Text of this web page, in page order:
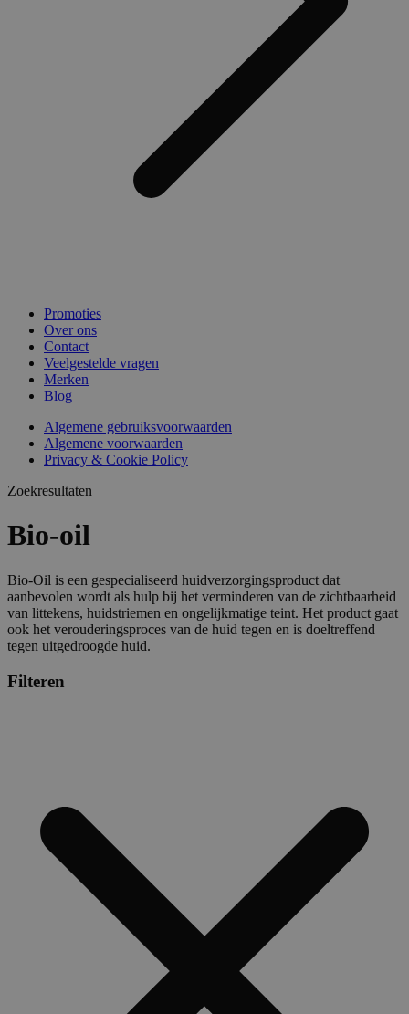
Promoties
Over ons
Contact
Veelgestelde vragen
Merken
Blog
Algemene gebruiksvoorwaarden
Algemene voorwaarden
Privacy & Cookie Policy
Zoekresultaten
Bio-oil
Bio-Oil is een gespecialiseerd huidverzorgingsproduct dat
aanbevolen wordt als hulp bij het verminderen van de zichtbaarheid
van littekens, huidstriemen en ongelijkmatige teint. Het product gaat
ook het verouderingsproces van de huid tegen en is doeltreffend
tegen uitgedroogde huid.
Filteren